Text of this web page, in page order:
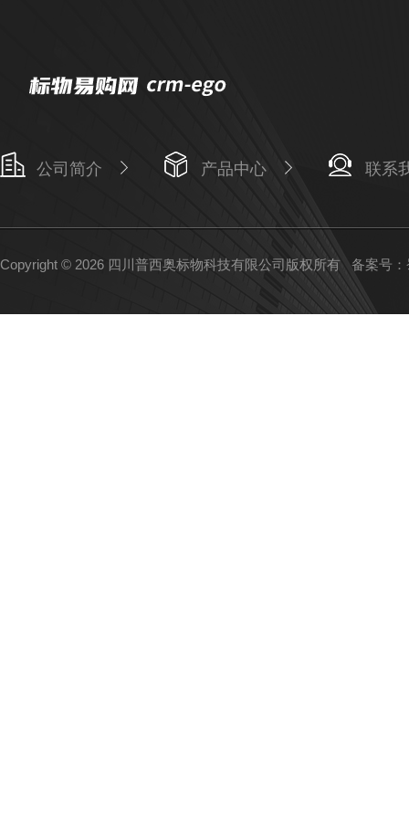
公司简介 产品中心 联系
Copyright © 2026 四川普西奥标物科技有限公司版权所有 备案号：